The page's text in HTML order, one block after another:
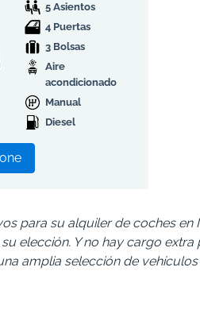
5 Asientos
4 Puertas
3 Bolsas
Aire
acondicionado
Manual
Diesel
para su alquiler de coches
elección. Y no hay cargo
amplia selección de